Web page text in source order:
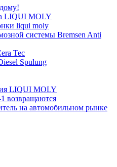
LIQUI MOLY
liqui moly
системы Bremsen Anti
Tec
Spulung
LIQUI MOLY
возвращаются
на автомобильном рынке